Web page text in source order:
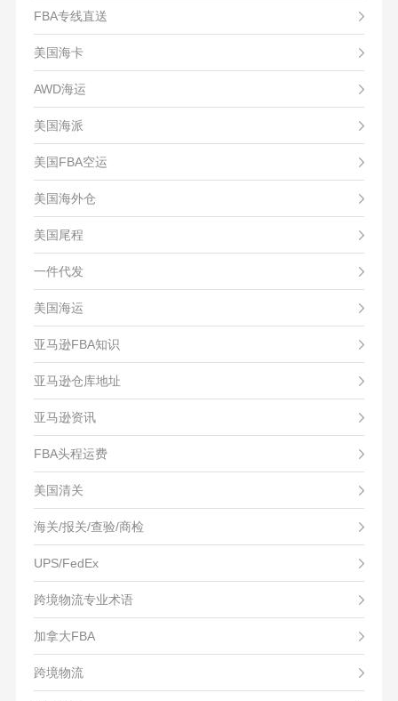
FBA专线直送
美国海卡
AWD海运
美国海派
美国FBA空运
美国海外仓
美国尾程
一件代发
美国海运
亚马逊FBA知识
亚马逊仓库地址
亚马逊资讯
FBA头程运费
美国清关
海关/报关/查验/商检
UPS/FedEx
跨境物流专业术语
加拿大FBA
跨境物流